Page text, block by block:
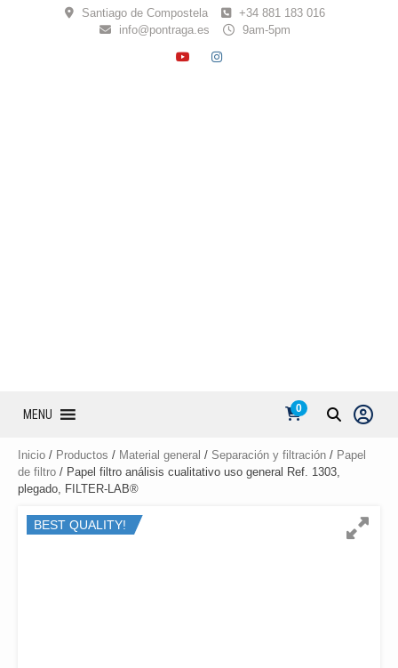
Santiago de Compostela
+34 881 183 016
info@pontraga.es
9am-5pm
YOUTUBE
INSTAGRAM
MENU 0
Inicio / Productos / Material general / Separación y filtración / Papel
de filtro / Papel filtro análisis cualitativo uso general Ref. 1303,
plegado, FILTER-LAB®
BEST QUALITY!